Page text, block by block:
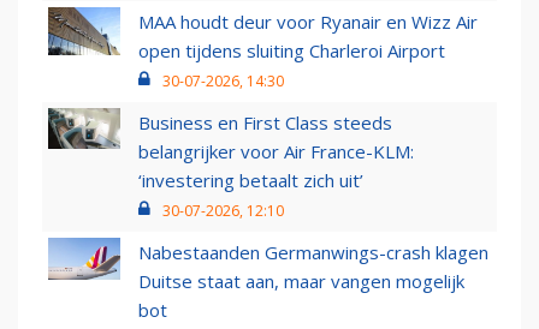
MAA houdt deur voor Ryanair en Wizz Air
open tijdens sluiting Charleroi Airport
30-07-2026, 14:30
Business en First Class steeds
belangrijker voor Air France-KLM:
‘investering betaalt zich uit’
30-07-2026, 12:10
Nabestaanden Germanwings-crash klagen
Duitse staat aan, maar vangen mogelijk
bot